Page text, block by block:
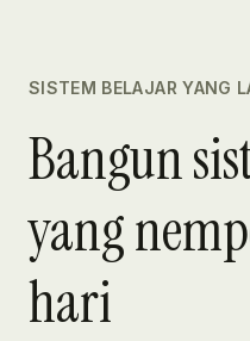
SISTEM BELAJAR YANG
Bangun
yang
hari